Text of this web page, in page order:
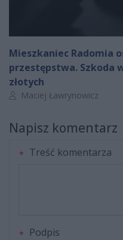
Mieszkaniec Radomia
przestępstwa. Szkoda
złotych
Autor artykułu:
Maciej Ławrynowicz
Napisz komentarz
Treść komentarza
Podpis